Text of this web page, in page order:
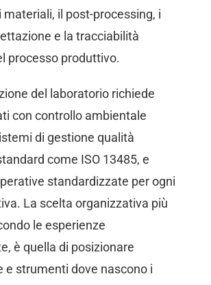
materiali, il post-processing, i
e la tracciabilità
processo produttivo.
del laboratorio richiede
con controllo ambientale
di gestione qualità
come ISO 13485, e
standardizzate per ogni
La scelta organizzativa più
le esperienze
è quella di posizionare
e strumenti dove nascono i